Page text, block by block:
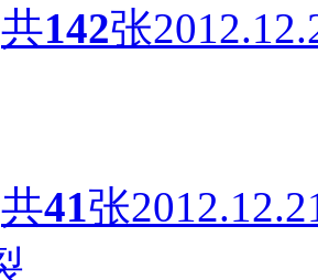
共142张
共41张